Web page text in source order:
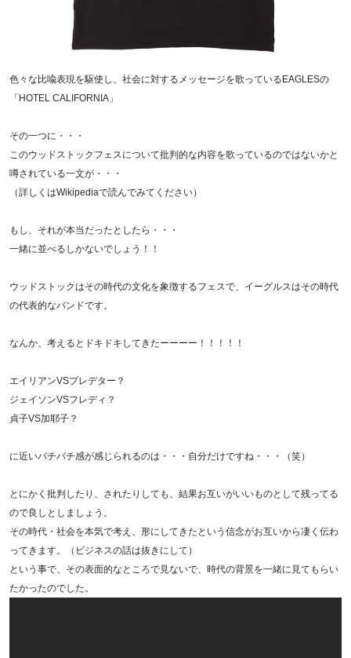
色々な比喩表現を駆使し、社会に対するメッセージを歌っているEAGLESの
「HOTEL CALIFORNIA」
その一つに・・・
このウッドストックフェスについて批判的な内容を歌っているのではないかと
噂されている一文が・・・
（詳しくはWikipediaで読んでみてください）
もし、それが本当だったとしたら・・・
一緒に並べるしかないでしょう！！
ウッドストックはその時代の文化を象徴するフェスで、イーグルスはその時代
の代表的なバンドです。
なんか、考えるとドキドキしてきたーーーー！！！！！
エイリアンVSプレデター？
ジェイソンVSフレディ？
貞子VS加耶子？
に近いバチバチ感が感じられるのは・・・自分だけですね・・・（笑）
とにかく批判したり、されたりしても、結果お互いがいいものとして残ってる
ので良しとしましょう。
その時代・社会を本気で考え、形にしてきたという信念がお互いから凄く伝わ
ってきます。（ビジネスの話は抜きにして）
という事で、その表面的なところで見ないで、時代の背景を一緒に見てもらい
たかったのでした。